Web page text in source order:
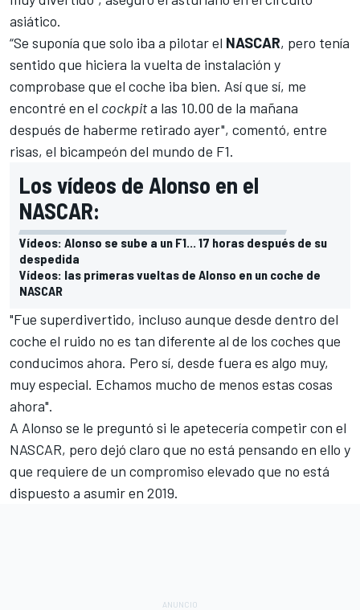
asiático.
“Se suponía que solo iba a pilotar el NASCAR, pero tenía
sentido que hiciera la vuelta de instalación y
comprobase que el coche iba bien. Así que sí, me
encontré en el cockpita las 10.00 de la mañana
después de haberme retirado ayer", comentó, entre
risas, el bicampeón del mundo de F1.
Los vídeos de Alonso en el
NASCAR:
Vídeos: Alonso se sube a un F1... 17 horas después de su
despedida
Vídeos: las primeras vueltas de Alonso en un coche de
NASCAR
"Fue superdivertido, incluso aunque desde dentro del
coche el ruido no es tan diferente al de los coches que
conducimos ahora. Pero sí, desde fuera es algo muy,
muy especial. Echamos mucho de menos estas cosas
ahora".
A Alonso se le preguntó si le apetecería competir con el
NASCAR, pero dejó claro que no está pensando en ello y
que requiere de un compromiso elevado que no está
dispuesto a asumir en 2019.